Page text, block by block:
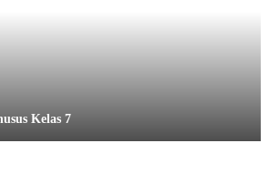
Kelas 7